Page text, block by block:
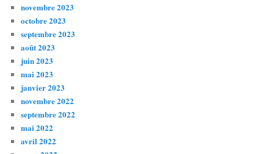
novembre 2023
octobre 2023
septembre 2023
août 2023
juin 2023
mai 2023
janvier 2023
novembre 2022
septembre 2022
mai 2022
avril 2022